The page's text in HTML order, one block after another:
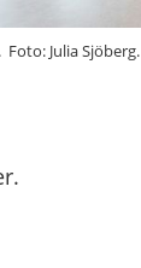
Julia Sjöberg.